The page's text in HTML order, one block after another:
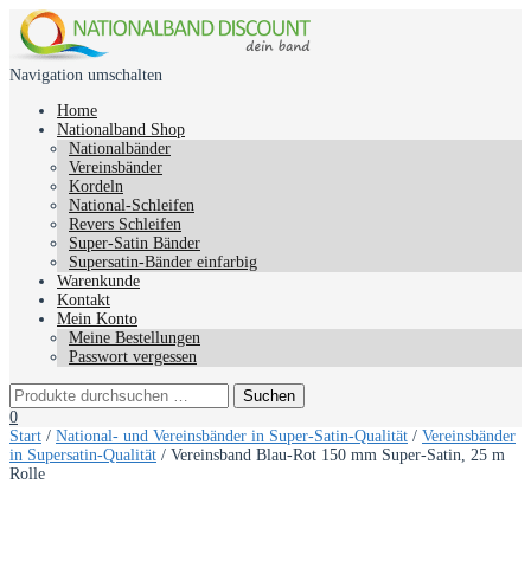
Navigation umschalten
Home
Nationalband Shop
Nationalbänder
Vereinsbänder
Kordeln
National-Schleifen
Revers Schleifen
Super-Satin Bänder
Supersatin-Bänder einfarbig
Warenkunde
Kontakt
Mein Konto
Meine Bestellungen
Passwort vergessen
0
Start / National- und Vereinsbänder in Super-Satin-Qualität / Vereinsbänder
in Supersatin-Qualität / Vereinsband Blau-Rot 150 mm Super-Satin, 25 m
Rolle